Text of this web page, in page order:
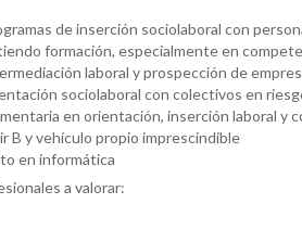
de inserción sociolaboral con
formación, especialmente en
laboral y prospección de
sociolaboral con colectivos en
en orientación, inserción laboral y
B y vehículo propio imprescindible
en informática
a valorar: